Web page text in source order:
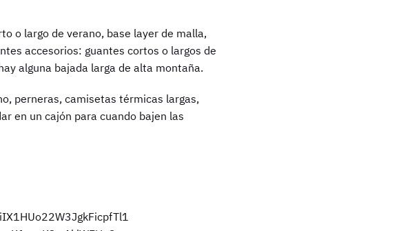
o largo de verano, base layer de malla,
accesorios: guantes cortos o largos de
alguna bajada larga de alta montaña.
perneras, camisetas térmicas largas,
en un cajón para cuando bajen las